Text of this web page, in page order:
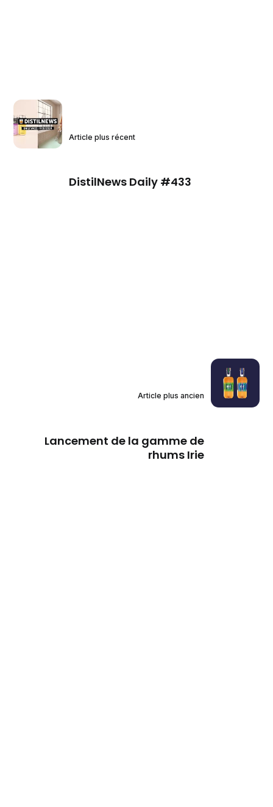
Article plus récent
DistilNews Daily #433
Article plus ancien
Lancement de la gamme de
rhums Irie